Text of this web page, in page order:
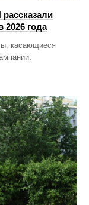
2026 года
касающиеся